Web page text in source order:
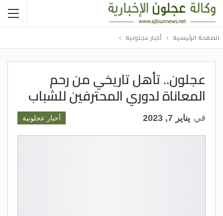
الصفحة الرئيسية أخبار عجلونية
عجلون.. تأهل تاريخي من رحم
المعاناة لدوري المحترفين للشباب
أخبار عجلونية في يناير 7, 2023